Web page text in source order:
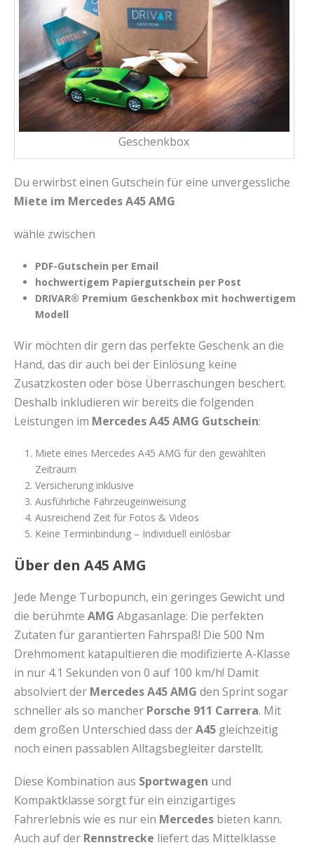
Geschenkbox
Du erwirbst einen Gutschein für eine unvergessliche
Miete im Mercedes A45 AMG
wähle zwischen
PDF-Gutschein per Email
hochwertigem Papiergutschein per Post
DRIVAR® Premium Geschenkbox mit hochwertigem
Modell
Wir möchten dir gern das perfekte Geschenk an die
Hand, das dir auch bei der Einlösung keine
Zusatzkosten oder böse Überraschungen beschert.
Deshalb inkludieren wir bereits die folgenden
Leistungen im Mercedes A45 AMG Gutschein:
Miete eines Mercedes A45 AMG für den gewählten
Zeitraum
Versicherung inklusive
Ausführliche Fahrzeugeinweisung
Ausreichend Zeit für Fotos & Videos
Keine Terminbindung – Individuell einlösbar
Über den A45 AMG
Jede Menge Turbopunch, ein geringes Gewicht und
die berühmte AMG Abgasanlage: Die perfekten
Zutaten für garantierten Fahrspaß! Die 500 Nm
Drehmoment katapultieren die modifizierte A-Klasse
in nur 4.1 Sekunden von 0 auf 100 km/h! Damit
absolviert der Mercedes A45 AMG den Sprint sogar
schneller als so mancher Porsche 911 Carrera. Mit
dem großen Unterschied dass derA45 gleichzeitig
noch einen passablen Alltagsbegleiter darstellt.
Diese Kombination aus Sportwagen und
Kompaktklasse sorgt für ein einzigartiges
Fahrerlebnis wie es nur ein Mercedes bieten kann.
Auch auf der Rennstrecke liefert das Mittelklasse